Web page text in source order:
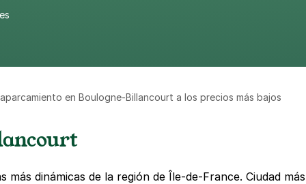
en Boulogne-Billancourt a los precios más bajos
dinámicas de la región de Île-de-France. Ciudad